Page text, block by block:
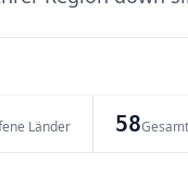
Länder 58